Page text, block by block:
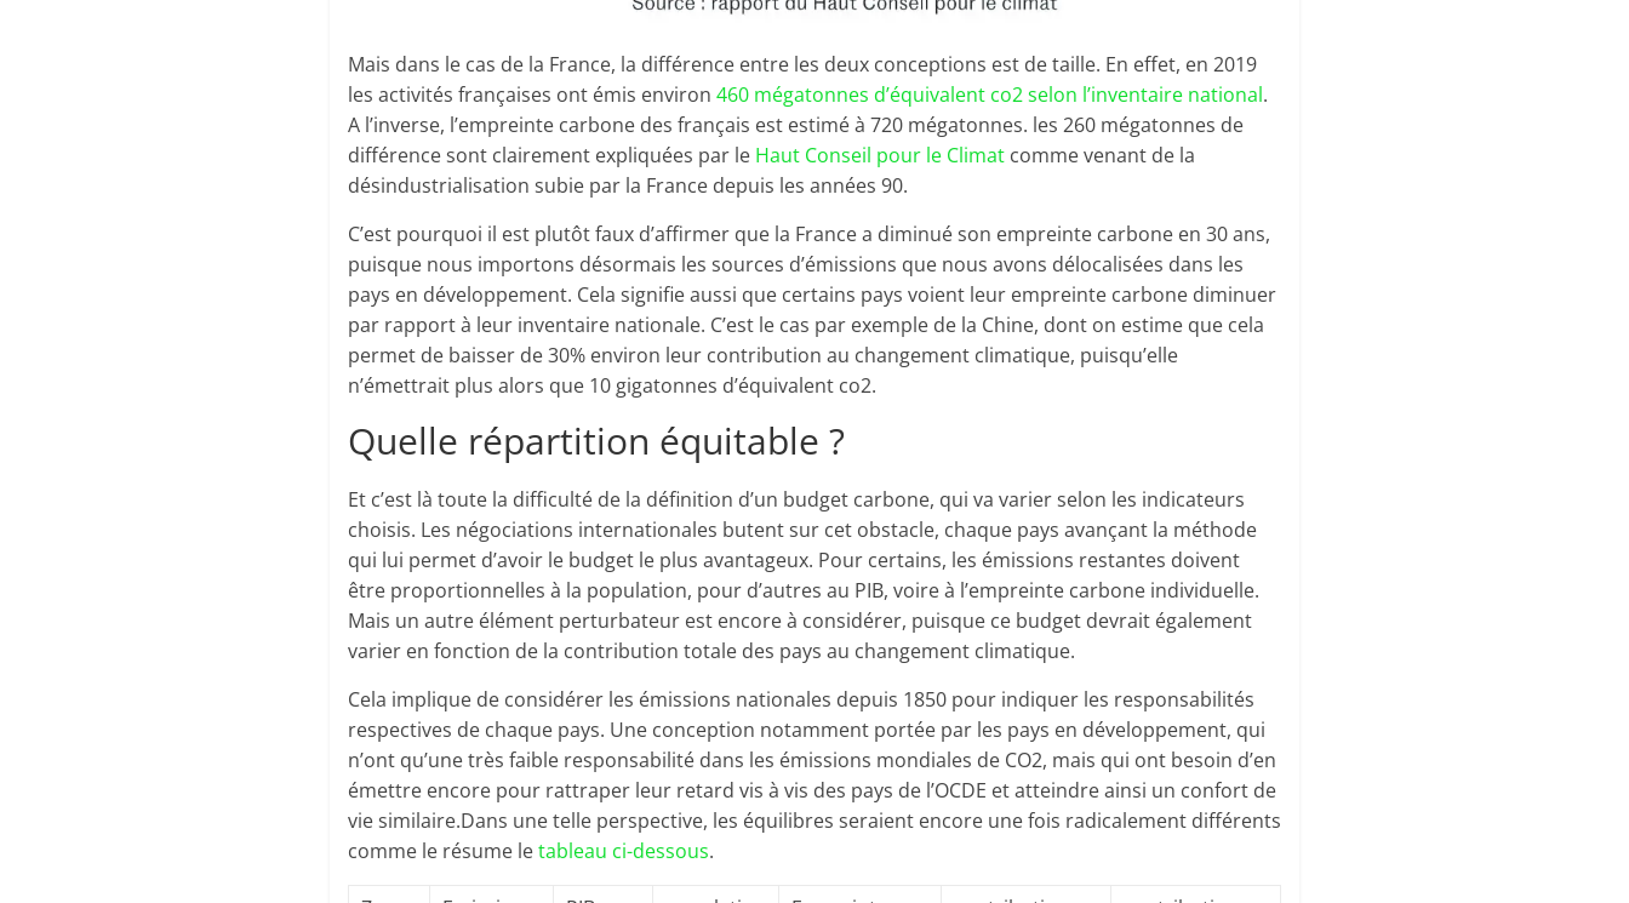
Mais dans le cas de la France, la différence entre les deux conceptions est de taille. En effet, en 2019
les activités françaises ont émis environ 460 mégatonnes d’équivalent co2 selon l’inventaire national.
A l’inverse, l’empreinte carbone des français est estimé à 720 mégatonnes. les 260 mégatonnes de
différence sont clairement expliquées par le Haut Conseil pour le Climat comme venant de la
désindustrialisation subie par la France depuis les années 90.
C’est pourquoi il est plutôt faux d’affirmer que la France a diminué son empreinte carbone en 30 ans,
puisque nous importons désormais les sources d’émissions que nous avons délocalisées dans les
pays en développement. Cela signifie aussi que certains pays voient leur empreinte carbone diminuer
par rapport à leur inventaire nationale. C’est le cas par exemple de la Chine, dont on estime que cela
permet de baisser de 30% environ leur contribution au changement climatique, puisqu’elle
n’émettrait plus alors que 10 gigatonnes d’équivalent co2.
Quelle répartition équitable ?
Et c’est là toute la difficulté de la définition d’un budget carbone, qui va varier selon les indicateurs
choisis. Les négociations internationales butent sur cet obstacle, chaque pays avançant la méthode
qui lui permet d’avoir le budget le plus avantageux. Pour certains, les émissions restantes doivent
être proportionnelles à la population, pour d’autres au PIB, voire à l’empreinte carbone individuelle.
Mais un autre élément perturbateur est encore à considérer, puisque ce budget devrait également
varier en fonction de la contribution totale des pays au changement climatique.
Cela implique de considérer les émissions nationales depuis 1850 pour indiquer les responsabilités
respectives de chaque pays. Une conception notamment portée par les pays en développement, qui
n’ont qu’une très faible responsabilité dans les émissions mondiales de CO2, mais qui ont besoin d’en
émettre encore pour rattraper leur retard vis à vis des pays de l’OCDE et atteindre ainsi un confort de
vie similaire.Dans une telle perspective, les équilibres seraient encore une fois radicalement différents
comme le résume letableau ci-dessous.